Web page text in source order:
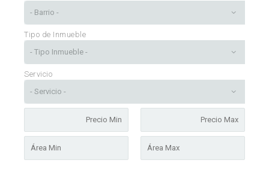
Tipo de Inmueble
Servicio